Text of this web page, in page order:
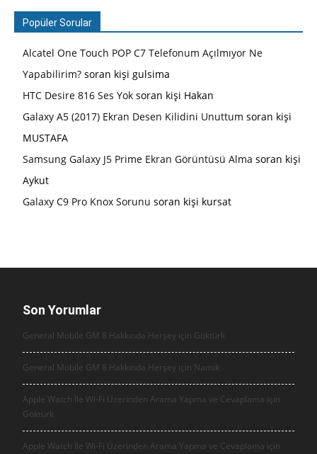
Popüler Sorular
Alcatel One Touch POP C7 Telefonum Açılmıyor Ne
Yapabilirim? soran kişi gulsima
HTC Desire 816 Ses Yok soran kişi Hakan
Galaxy A5 (2017) Ekran Desen Kilidini Unuttum soran kişi
MUSTAFA
Samsung Galaxy J5 Prime Ekran Görüntüsü Alma soran kişi
Aykut
Galaxy C9 Pro Knox Sorunu soran kişi kursat
Son Yorumlar
General Mobile GM 8 Hakkında Herşey için Göktürk
General Mobile GM 8 Hakkında Herşey için Namık
Apple Watch İle Wi-Fi Üzerinden Arama Yapma ve Cevaplama için
Göktürk
Apple Watch İle Wi-Fi Üzerinden Arama Yapma ve Cevaplama için